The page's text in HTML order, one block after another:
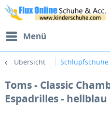
Menü
Übersicht Schlupfschuhe
Toms - Classic
Espadrilles -